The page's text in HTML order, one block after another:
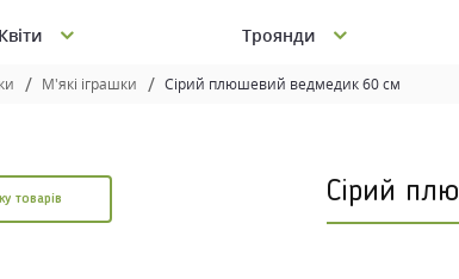
Квіти Троянди
М'які іграшки Сірий плюшевий ведмедик 60 см
товарів Сірий